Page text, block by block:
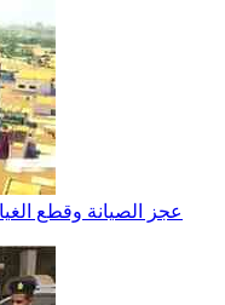
عجز الصيانة وقطع